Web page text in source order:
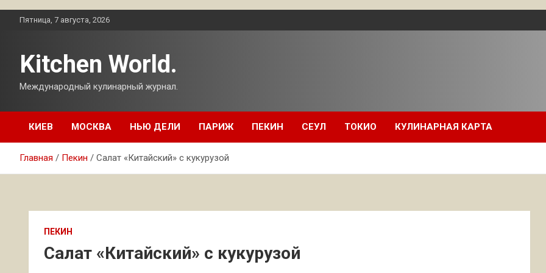
ПерейтиПятница, 7 августа, 2026
Kitchen World.
Международный кулинарный журнал.
КИЕВ МОСКВА НЬЮ ДЕЛИ ПАРИЖ ПЕКИН СЕУЛ ТОКИО КУЛИНАРНАЯ КАРТА
Главная Пекин Салат «Китайский» с кукурузой
ПЕКИН
Салат «Китайский» с кукурузой